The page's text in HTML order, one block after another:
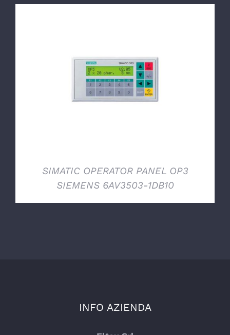
DETTAGLI
SIMATIC OPERATOR PANEL OP3
SIEMENS 6AV3503-1DB10
INFO AZIENDA